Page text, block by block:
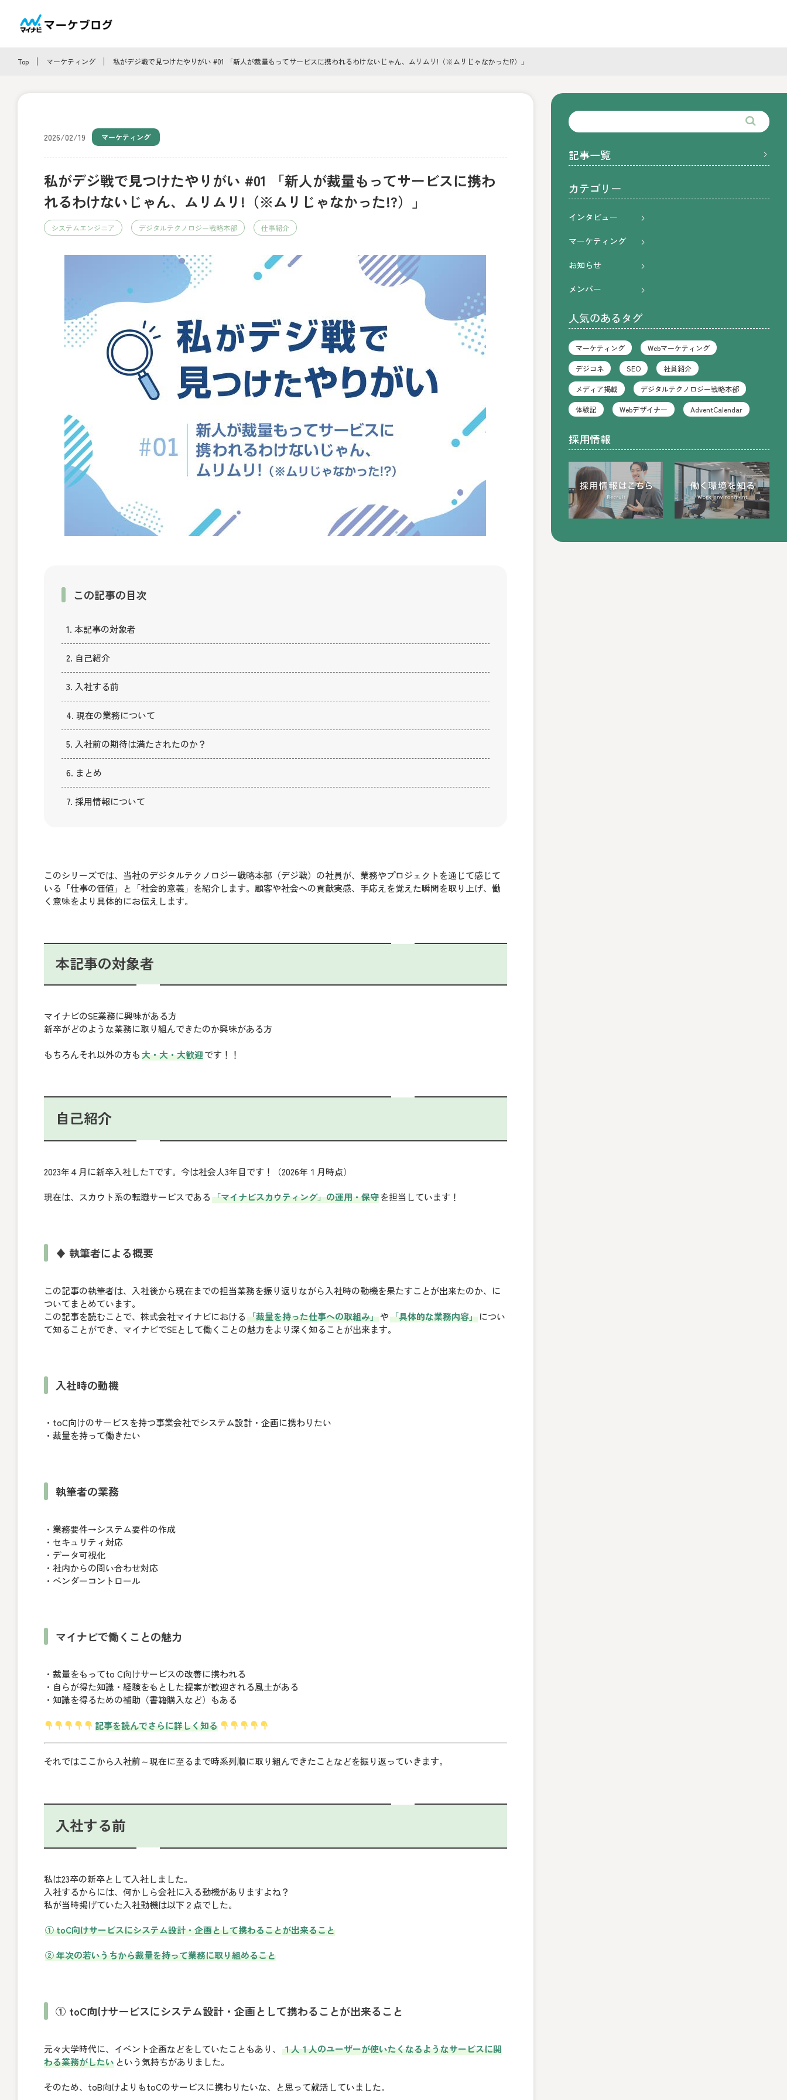
Top マーケティング 私がデジ戦で見つけたやりがい #01 「新人が裁量もってサービスに携われるわけないじゃん、ムリムリ!（※ムリじゃなかった!?）」
2026/02/19 マーケティング
私がデジ戦で見つけたやりがい #01 「新人が裁量もってサービスに携わ
れるわけないじゃん、ムリムリ!（※ムリじゃなかった!?）」
システムエンジニア デジタルテクノロジー戦略本部 仕事紹介
この記事の目次
1. 本記事の対象者
2. 自己紹介
3. 入社する前
4. 現在の業務について
5. 入社前の期待は満たされたのか？
6. まとめ
7. 採用情報について
このシリーズでは、当社のデジタルテクノロジー戦略本部（デジ戦）の社員が、業務やプロジェクトを通じて感じて
いる「仕事の価値」と「社会的意義」を紹介します。顧客や社会への貢献実感、手応えを覚えた瞬間を取り上げ、働
く意味をより具体的にお伝えします。
本記事の対象者
マイナビのSE業務に興味がある方
新卒がどのような業務に取り組んできたのか興味がある方
もちろんそれ以外の方も大・大・大歓迎です！！
自己紹介
2023年４月に新卒入社したTです。今は社会人3年目です！（2026年１月時点）
現在は、スカウト系の転職サービスである「マイナビスカウティング」の運用・保守を担当しています！
♦ 執筆者による概要
この記事の執筆者は、入社後から現在までの担当業務を振り返りながら入社時の動機を果たすことが出来たのか、に
ついてまとめています。
この記事を読むことで、株式会社マイナビにおける「裁量を持った仕事への取組み」や「具体的な業務内容」につい
て知ることができ、マイナビでSEとして働くことの魅力をより深く知ることが出来ます。
入社時の動機
・toC向けのサービスを持つ事業会社でシステム設計・企画に携わりたい
・裁量を持って働きたい
執筆者の業務
・業務要件→システム要件の作成
・セキュリティ対応
・データ可視化
・社内からの問い合わせ対応
・ベンダーコントロール
マイナビで働くことの魅力
・裁量をもってto C向けサービスの改善に携われる
・自らが得た知識・経験をもとした提案が歓迎される風土がある
・知識を得るための補助（書籍購入など）もある
記事を読んでさらに詳しく知る
それではここから入社前～現在に至るまで時系列順に取り組んできたことなどを振り返っていきます。
入社する前
私は23卒の新卒として入社しました。
入社するからには、何かしら会社に入る動機がありますよね？
私が当時掲げていた入社動機は以下２点でした。
① toC向けサービスにシステム設計・企画として携わることが出来ること
② 年次の若いうちから裁量を持って業務に取り組めること
① toC向けサービスにシステム設計・企画として携わることが出来ること
元々大学時代に、イベント企画などをしていたこともあり、 １人１人のユーザーが使いたくなるようなサービスに関
わる業務がしたい という気持ちがありました。
そのため、toB向けよりもtoCのサービスに携わりたいな、と思って就活していました。
記事一覧
カテゴリー
インタビュー
マーケティング
お知らせ
メンバー
人気のあるタグ
マーケティング Webマーケティング
デジコネ SEO 社員紹介
メディア掲載 デジタルテクノロジー戦略本部
体験記 Webデザイナー AdventCalendar
採用情報